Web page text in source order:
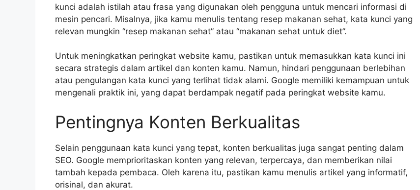
kunci adalah istilah atau frasa yang digunakan oleh pengguna untuk mencari informasi di
mesin pencari. Misalnya, jika kamu menulis tentang resep makanan sehat, kata kunci yang
relevan mungkin “resep makanan sehat” atau “makanan sehat untuk diet”.
Untuk meningkatkan peringkat website kamu, pastikan untuk memasukkan kata kunci ini
secara strategis dalam artikel dan konten kamu. Namun, hindari penggunaan berlebihan
atau pengulangan kata kunci yang terlihat tidak alami. Google memiliki kemampuan untuk
mengenali praktik ini, yang dapat berdampak negatif pada peringkat website kamu.
Pentingnya Konten Berkualitas
Selain penggunaan kata kunci yang tepat, konten berkualitas juga sangat penting dalam
SEO. Google memprioritaskan konten yang relevan, terpercaya, dan memberikan nilai
tambah kepada pembaca. Oleh karena itu, pastikan kamu menulis artikel yang informatif,
orisinal, dan akurat.